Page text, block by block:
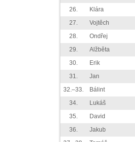
26.
Klára
27.
Vojtěch
28.
Ondřej
29.
Alžběta
30.
Erik
31.
Jan
32.–33.
Bálint
34.
Lukáš
35.
David
36.
Jakub